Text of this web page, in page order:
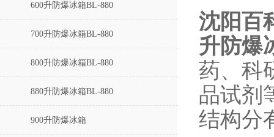
600升防爆冰箱BL-880
700升防爆冰箱BL-880
800升防爆冰箱BL-880
880升防爆冰箱BL-880
900升防爆冰箱
沈阳百
升防爆
药、科
品试剂
结构分